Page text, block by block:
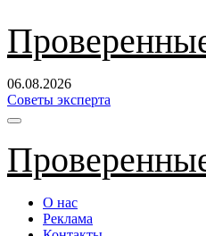
Перейти
содержанию
06.08.2026
Советы эксперта
О нас
Реклама